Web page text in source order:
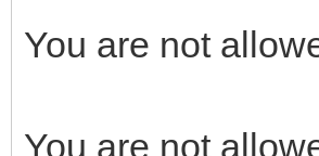
You are not
You are not